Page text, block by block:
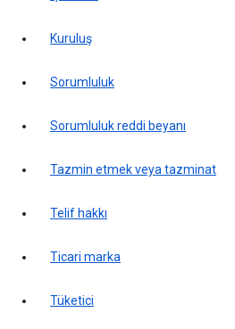
kuruluş
sorumluluk
sorumluluk reddi beyanı
tazmin etmek veya tazminat
telif hakkı
ticari marka
tüketici